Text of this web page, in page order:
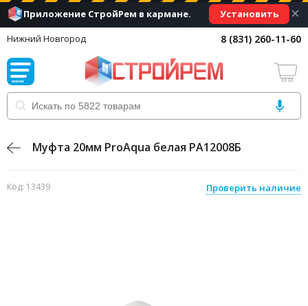
Приложение СтройРем в кармане. Установить ×
Нижний Новгород 8 (831) 260-11-60
Муфта 20мм ProAqua белая PA12008Б
Код: 13439 Проверить наличие